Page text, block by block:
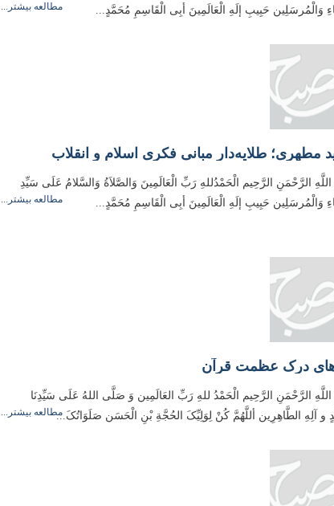
وَالْمُرسَلِین حَبِیبِ إلَهِ الْعَالَمِینَ أبِی الْقَاسِمِ مُحَمَّدٍ...
مطالعه بیشتر...
مطهری؛ طلایه‌دار مبانی فکری اسلام و انقلاب
الرَّحْمَنِ الرَّحِیم الْحَمْدُللهِ رَبِّ الْعَالَمِینَ وَالصَّلاَةُ وَالسَّلامُ عَلَی سَیِّدِ
وَالْمُرسَلِین حَبِیبِ إلَهِ الْعَالَمِینَ أبِی الْقَاسِمِ مُحَمَّدٍ...
مطالعه بیشتر...
درک عظمت قرآن
الرَّحْمَنِ الرَّحِیم الْحَمْدُ للهِ رَبِّ العَالَمِین وَ صَلَّی اللهُ عَلَی سَیِّدِنَا
و آلِهِ الطَّاهِرِین أللَّهُمَّ کُنْ لِوَلِیِّکَ الحُجَّةِ بْنِ الْحَسَن صَلَوَاتُکَ...مطالعه بیشتر...